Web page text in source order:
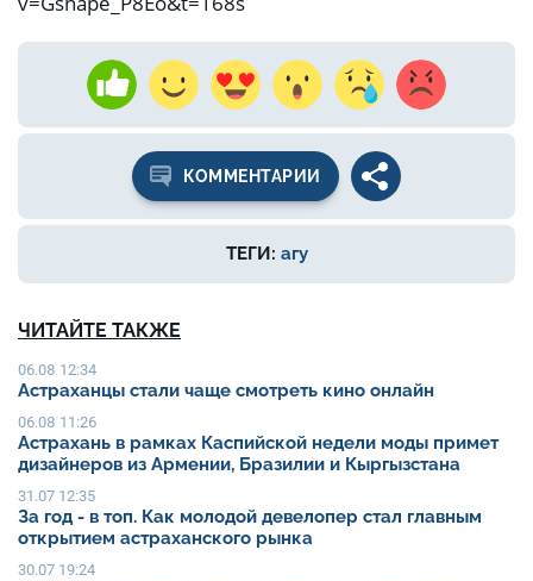
КОММЕНТАРИИ
ТЕГИ: агу
ЧИТАЙТЕ ТАКЖЕ
06.08 12:34
Астраханцы стали чаще смотреть кино онлайн
06.08 11:26
Астрахань в рамках Каспийской недели моды примет
дизайнеров из Армении, Бразилии и Кыргызстана
31.07 12:35
За год - в топ. Как молодой девелопер стал главным
открытием астраханского рынка
30.07 19:24